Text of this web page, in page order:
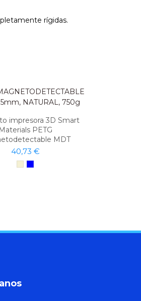
rígidas.
impresora 3D Smart
Materials PETG
MDT
40,73 €